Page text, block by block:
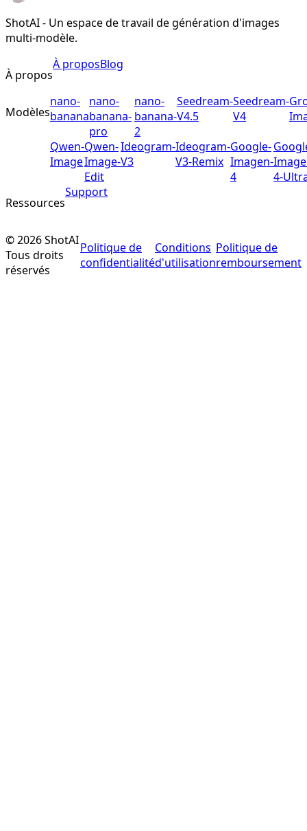
ShotAI - Un espace de travail de génération d'images
multi-modèle.
À propos
À proposBlog
Modèles
nano-
banana
nano-
banana-
pro
nano-
banana-
2
Seedream-
V4.5
Seedream-
V4
Qwen-
Image
Qwen-
Image-
Edit
Ideogram-
V3
Ideogram-
V3-Remix
Google-
Imagen-
4
4-
Ressources
Support
©2026ShotAI
Tous droits
réservés
Politique de
confidentialité
Conditions
d'utilisation
Politique de
remboursement